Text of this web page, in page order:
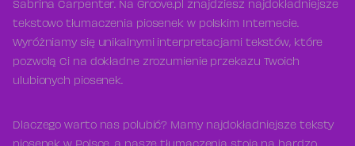
Sabrina Carpenter. Na Groove.pl znajdziesz najdokładniejsze
tekstowo tłumaczenia piosenek w polskim Internecie.
Wyróżniamy się unikalnymi interpretacjami tekstów, które
pozwolą Ci na dokładne zrozumienie przekazu Twoich
ulubionych piosenek.
Dlaczego warto nas polubić? Mamy najdokładniejsze teksty